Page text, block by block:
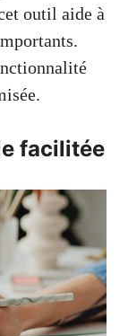
outil aide à
facilitée